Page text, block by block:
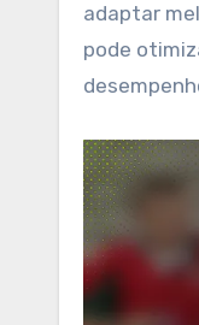
adaptar
pode